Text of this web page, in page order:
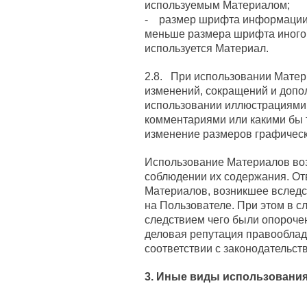
используемым Материалом;
- размер шрифта информации
меньше размера шрифта иного
используется Материал.
2.8. При использовании
изменений, сокращений и
использовании
комментариями или какими
изменение размеров
Использование Материалов
соблюдении их содержания.
Материалов, возникшее
на Пользователе. При этом в
следствием чего были
деловая репутация
соответствии с
3. Иные виды